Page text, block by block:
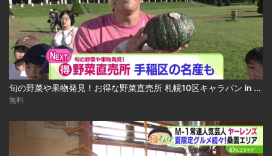
旬の野菜や果物発見！お得な野菜直売所 札幌10区キャラバン in 手稲区 2026-08-03
無料